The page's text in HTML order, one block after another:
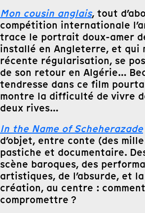
Mon cousin anglais, tout
compétition internationale
trace le portrait doux-amer
installé en Angleterre, et qui
récente régularisation, se
de son retour en Algérie…
tendresse dans ce film
montre la difficulté de vivre
deux rives…
In the Name of Scheherazade
d’objet, entre conte (des
pastiche et documentaire.
scène baroques, des
artistiques, de l’absurde, et
création, au centre :
compromettre ?